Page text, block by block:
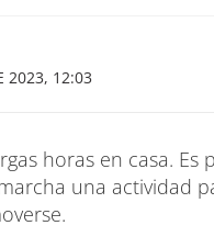
2023, 12:03
horas en casa.
una actividad